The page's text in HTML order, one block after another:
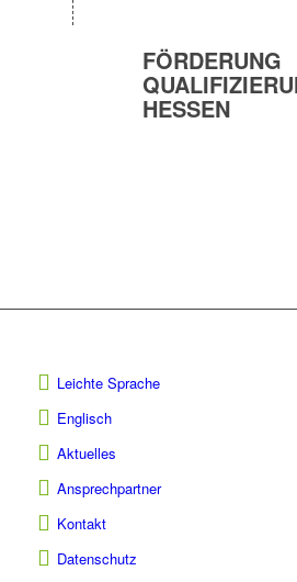
FÖRDERUNG
HESSEN
Leichte Sprache
Englisch
Aktuelles
Ansprechpartner
Kontakt
Datenschutz